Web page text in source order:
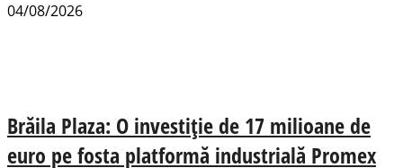
04/08/2026
Brăila Plaza: O investiție de 17 milioane de
euro pe fosta platformă industrială Promex